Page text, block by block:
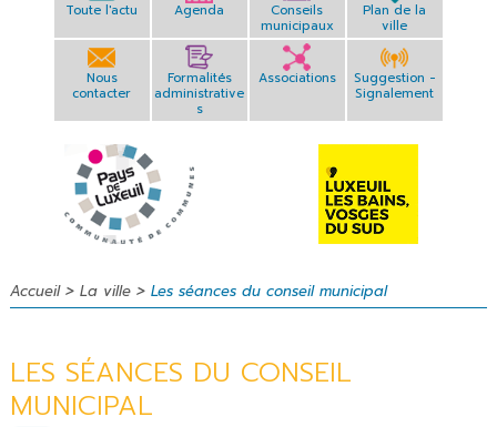
Toute l'actu Agenda
Conseils
municipaux
Plan de la
ville
Nous
contacter
Formalités
administrative
s
Associations
Suggestion -
Signalement
Accueil> La ville> Les séances du conseil municipal
LES SÉANCES DU CONSEIL
MUNICIPAL